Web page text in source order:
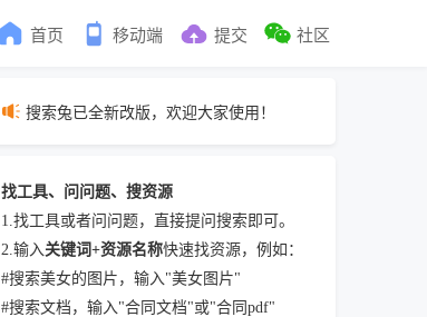
首页 移动端 提交 社区
搜索兔已全新改版，欢迎大家使用！
找工具、问问题、搜资源
1.找工具或者问问题，直接提问搜索即可。
2.输入关键词+资源名称快速找资源，例如：
#搜索美女的图片，输入"美女图片"
#搜索文档，输入"合同文档"或"合同pdf"